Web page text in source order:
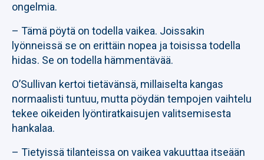
ongelmia.
– Tämä pöytä on todella vaikea. Joissakin
lyönneissä se on erittäin nopea ja toisissa todella
hidas. Se on todella hämmentävää.
O’Sullivan kertoi tietävänsä, millaiselta kangas
normaalisti tuntuu, mutta pöydän tempojen vaihtelu
tekee oikeiden lyöntiratkaisujen valitsemisesta
hankalaa.
– Tietyissä tilanteissa on vaikea vakuuttaa itseään